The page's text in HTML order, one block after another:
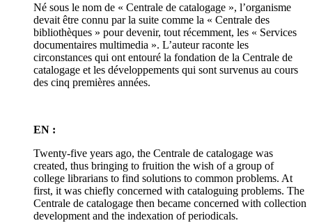
Né sous le nom de « Centrale de catalogage », l’organisme
devait être connu par la suite comme la « Centrale des
bibliothèques » pour devenir, tout récemment, les « Services
documentaires multimedia ». L’auteur raconte les
circonstances qui ont entouré la fondation de la Centrale de
catalogage et les développements qui sont survenus au cours
des cinq premières années.
EN :
Twenty-five years ago, the Centrale de catalogage was
created, thus bringing to fruition the wish of a group of
college librarians to find solutions to common problems. At
first, it was chiefly concerned with cataloguing problems. The
Centrale de catalogage then became concerned with collection
development and the indexation of periodicals.